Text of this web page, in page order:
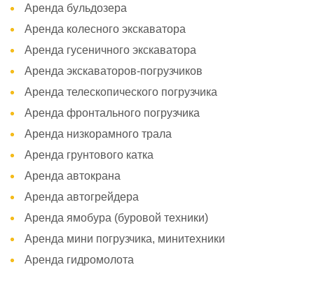
Аренда бульдозера
Аренда колесного экскаватора
Аренда гусеничного экскаватора
Аренда экскаваторов-погрузчиков
Аренда телескопического погрузчика
Аренда фронтального погрузчика
Аренда низкорамного трала
Аренда грунтового катка
Аренда автокрана
Аренда автогрейдера
Аренда ямобура (буровой техники)
Аренда мини погрузчика, минитехники
Аренда гидромолота